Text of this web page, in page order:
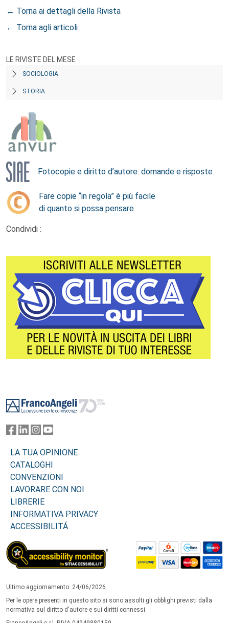
← Torna ai dettagli della Rivista
← Torna agli articoli
LE RIVISTE DEL MESE
SOCIOLOGIA
STORIA
Fotocopie e diritto d’autore: domande e risposte
Fare copie “in regola” è più facile
di quanto si possa pensare
Condividi :
LA TUA OPINIONE
CATALOGHI
CONVENZIONI
LAVORARE CON NOI
LIBRERIE
INFORMATIVA PRIVACY
ACCESSIBILITÁ
Ultimo aggiornamento: 24/06/2026
Per le opere presenti in questo sito si sono assolti gli obblighi previsti dalla
normativa sul diritto d'autore e sui diritti connessi.